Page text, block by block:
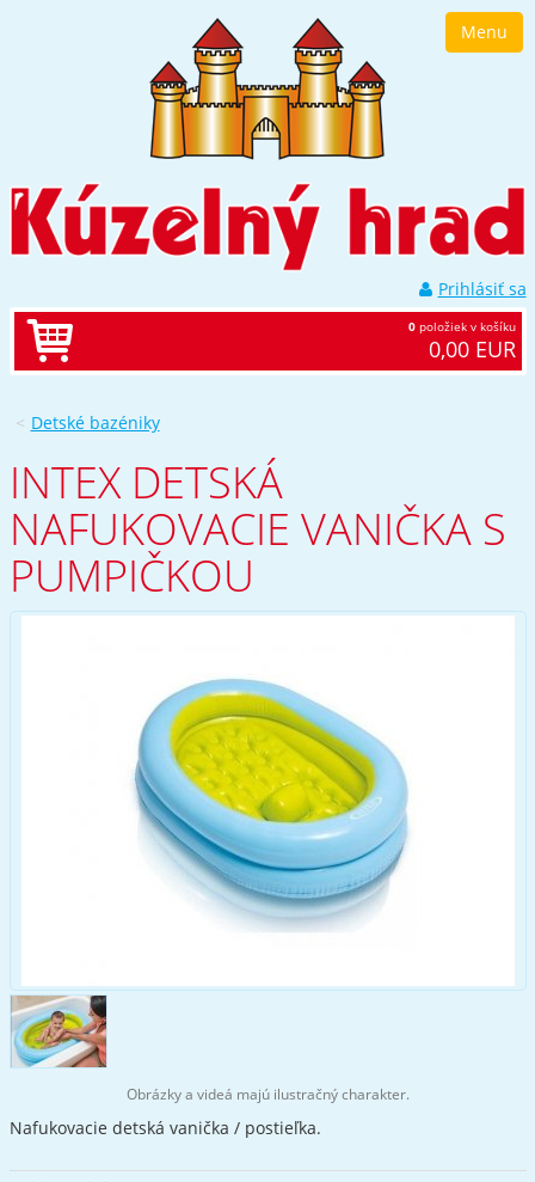
bočnému
stĺpci
Klávesové
Menu
Prihlásiť sa
0položiek v košíku
0,00 EUR
Detské bazéniky
INTEX DETSKÁ
NAFUKOVACIE VANIČKA S
PUMPIČKOU
Obrázky a videá majú ilustračný charakter.
Nafukovacie detská vanička / postieľka.